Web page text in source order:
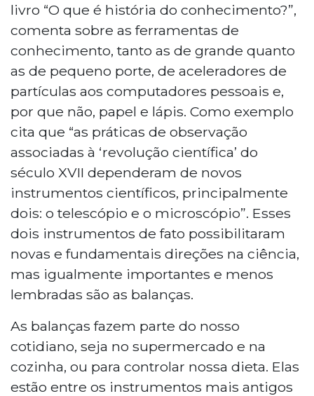
livro “O que é história do conhecimento?”,
comenta sobre as ferramentas de
conhecimento, tanto as de grande quanto
as de pequeno porte, de aceleradores de
partículas aos computadores pessoais e,
por que não, papel e lápis. Como exemplo
cita que “as práticas de observação
associadas à ‘revolução científica’ do
século XVII dependeram de novos
instrumentos científicos, principalmente
dois: o telescópio e o microscópio”. Esses
dois instrumentos de fato possibilitaram
novas e fundamentais direções na ciência,
mas igualmente importantes e menos
lembradas são as balanças.
As balanças fazem parte do nosso
cotidiano, seja no supermercado e na
cozinha, ou para controlar nossa dieta. Elas
estão entre os instrumentos mais antigos